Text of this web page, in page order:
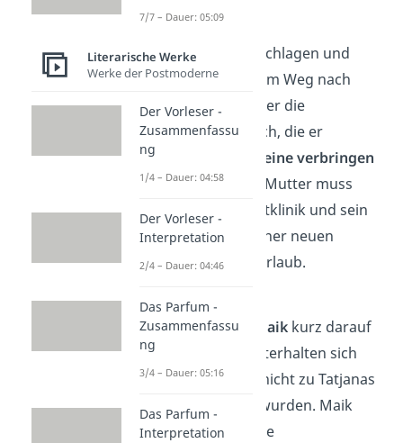
Kapitel 13
Maik ist niedergeschlagen und
verzweifelt.
Auf dem Weg nach
Hause denkt er über die
Sommerferien
nach, die er
voraussichtlich
alleine verbringen
muss. Denn seine Mutter muss
wieder in die Suchtklinik und sein
Vater fährt mit seiner neuen
Geliebten in den Urlaub.
Kapitel 14
Tschick besucht Maik kurz darauf
und die beiden unterhalten sich
darüber, dass sie nicht zu Tatjanas
Party eingeladen wurden. Maik
versucht das Ganze
7/7 – Dauer: 05:09
Literarische Werke
Werke der Postmoderne
Der Vorleser -
Zusammenfassu
ng
1/4 – Dauer: 04:58
Der Vorleser -
Interpretation
2/4 – Dauer: 04:46
Das Parfum -
Zusammenfassu
ng
3/4 – Dauer: 05:16
Das Parfum -
Interpretation